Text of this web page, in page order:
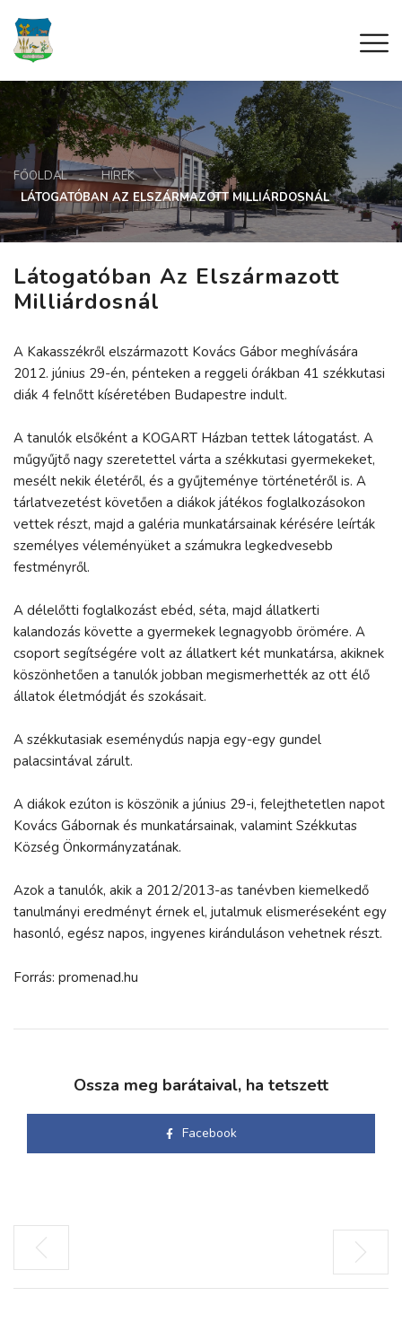
FŐOLDAL
HÍREK
LÁTOGATÓBAN AZ ELSZÁRMAZOTT MILLIÁRDOSNÁL
Látogatóban Az Elszármazott
Milliárdosnál
A Kakasszékről elszármazott Kovács Gábor meghívására
2012. június 29-én, pénteken a reggeli órákban 41 székkutasi
diák 4 felnőtt kíséretében Budapestre indult.
A tanulók elsőként a KOGART Házban tettek látogatást. A
műgyűjtő nagy szeretettel várta a székkutasi gyermekeket,
mesélt nekik életéről, és a gyűjteménye történetéről is. A
tárlatvezetést követően a diákok játékos foglalkozásokon
vettek részt, majd a galéria munkatársainak kérésére leírták
személyes véleményüket a számukra legkedvesebb
festményről.
A délelőtti foglalkozást ebéd, séta, majd állatkerti
kalandozás követte a gyermekek legnagyobb örömére. A
csoport segítségére volt az állatkert két munkatársa, akiknek
köszönhetően a tanulók jobban megismerhették az ott élő
állatok életmódját és szokásait.
A székkutasiak eseménydús napja egy-egy gundel
palacsintával zárult.
A diákok ezúton is köszönik a június 29-i, felejthetetlen napot
Kovács Gábornak és munkatársainak, valamint Székkutas
Község Önkormányzatának.
Azok a tanulók, akik a 2012/2013-as tanévben kiemelkedő
tanulmányi eredményt érnek el, jutalmuk elismeréseként egy
hasonló, egész napos, ingyenes kiránduláson vehetnek részt.
Forrás: promenad.hu
Ossza meg barátaival, ha tetszett
Facebook